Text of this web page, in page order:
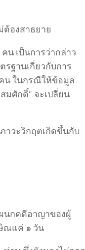
องสาธยาย
น เป็นการว่ากล่าว
ฐานเกี่ยวกับการ
น ในกรณีให้ข้อมูล
มศักดิ์” จะเปลี่ยน
าวะวิกฤตเกิดขึ้นกับ
นกคดีอาญาของผู้
ณแค่ ๑ วัน